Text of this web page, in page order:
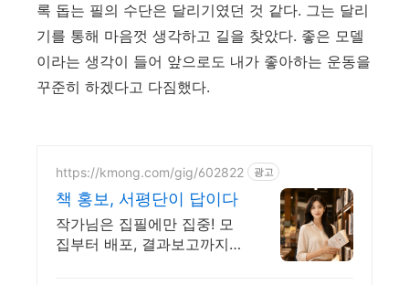
록 돕는 필의 수단은 달리기였던 것 같다. 그는 달리
기를 통해 마음껏 생각하고 길을 찾았다. 좋은 모델
이라는 생각이 들어 앞으로도 내가 좋아하는 운동을
꾸준히 하겠다고 다짐했다.
https://kmong.com/gig/602822 광고
책 홍보, 서평단이 답이다
작가님은 집필에만 집중! 모
집부터 배포, 결과보고까지